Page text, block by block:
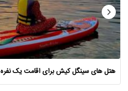
هتل های سینگل کیش برای اقامت یک نفره